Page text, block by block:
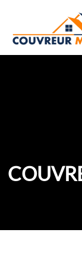
contenu